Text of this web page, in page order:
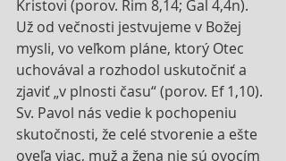
Kristovi (porov. Rim 8,14; Gal 4,4n).
Už od večnosti jestvujeme v Božej
mysli, vo veľkom pláne, ktorý Otec
uchovával a rozhodol uskutočniť a
zjaviť „v plnosti času“ (porov. Ef 1,10).
Sv. Pavol nás vedie k pochopeniu
skutočnosti, že celé stvorenie a ešte
oveľa viac, muž a žena nie sú ovocím